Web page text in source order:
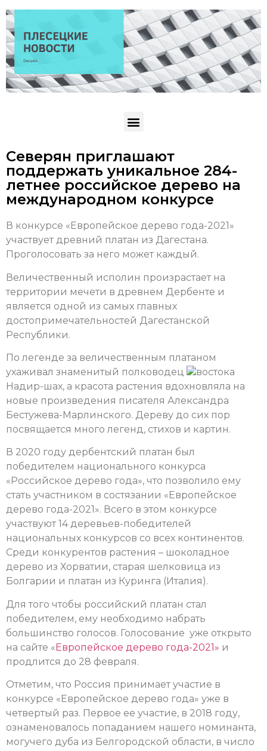
Северян приглашают
поддержать уникальное 284-
летнее российское дерево на
международном конкурсе
В конкурсе «Европейское дерево года-2021»
участвует древний платан из Дагестана.
Проголосовать за него может каждый.
Величественный исполин произрастает на
территории мечети в древнем Дербенте и
является одной из самых главных
достопримечательностей Дагестанской
Республики.
По легенде за величественным платаном
ухаживал знаменитый полководец
востока
Надир-шах, а красота растения вдохновляла на
новые произведения писателя Александра
Бестужева-Марлинского. Дереву до сих пор
посвящается много легенд, стихов и картин.
В 2020 году дербентский платан был
победителем национального конкурса
«Российское дерево года», что позволило ему
стать участником в состязании «Европейское
дерево года-2021». Всего в этом конкурсе
участвуют 14 деревьев-победителей
национальных конкурсов со всех континентов.
Среди конкурентов растения – шоколадное
дерево из Хорватии, старая шелковица из
Болгарии и платан из Куринга (Италия).
Для того чтобы российский платан стал
победителем, ему необходимо набрать
большинство голосов. Голосование уже открыто
на сайте «Европейское дерево года-2021» и
продлится до 28 февраля.
Отметим, что Россия принимает участие в
конкурсе «Европейское дерево года» уже в
четвертый раз. Первое ее участие, в 2018 году,
ознаменовалось попаданием нашего номинанта,
могучего дуба из Белгородской области, в число